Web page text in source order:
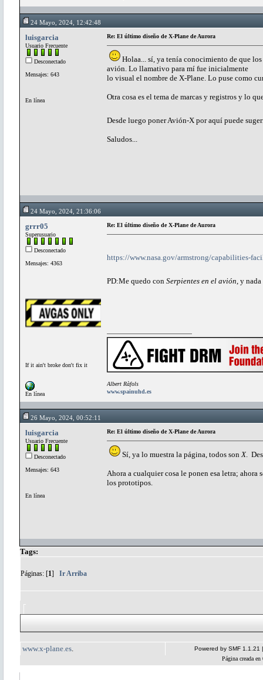
24 Mayo, 2024, 12:42:48
luisgarcia
Usuario Frecuente
Desconectado
Mensajes: 643
En línea
Re: El último diseño de X-Plane de Aurora
Holaa... sí, ya tenía conocimiento de que
avión. Lo llamativo para mí fue inicialmente
lo visual el nombre de X-Plane. Lo puse como
Otra cosa es el tema de marcas y registros y lo
Desde luego poner Avión-X por aquí puede
Saludos...
24 Mayo, 2024, 21:36:06
grrr05
Superusuario
Desconectado
Mensajes: 4363
If it ain't broke don't fix it
En línea
Re: El último diseño de X-Plane de Aurora
https://www.nasa.gov/armstrong/capabilities-
PD:Me quedo con Serpientes en el avión , y
Albert Ràfols
www.spainuhd.es
26 Mayo, 2024, 00:52:11
luisgarcia
Usuario Frecuente
Desconectado
Mensajes: 643
En línea
Re: El último diseño de X-Plane de Aurora
Sí, ya lo muestra la página, todos son X.
Ahora a cualquier cosa le ponen esa letra; ahora
los prototipos.
Tags:
Páginas: [1] Ir Arriba
www.x-plane.es Powered by SMF 1.1.21
Página creada